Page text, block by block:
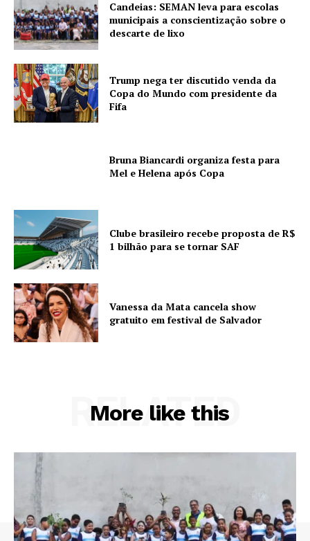
Candeias: SEMAN leva para escolas
municipais a conscientização sobre o
descarte de lixo
Trump nega ter discutido venda da
Copa do Mundo com presidente da
Fifa
Bruna Biancardi organiza festa para
Mel e Helena após Copa
Clube brasileiro recebe proposta de R$
1 bilhão para se tornar SAF
Vanessa da Mata cancela show
gratuito em festival de Salvador
More like this
RELATED